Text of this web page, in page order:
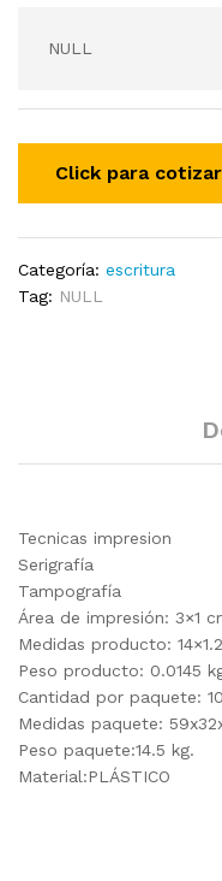
NULL
Categoría: escritura
Tag: NULL
Tecnicas impresion
Serigrafía
Tampografía
Área de impresión: 3×1
Medidas producto:
Peso producto: 0.0145
Cantidad por paquete:
Medidas paquete:
Peso paquete:14.5 kg.
Material:PLÁSTICO